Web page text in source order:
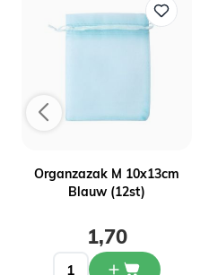
Organzazak M 10x13cm
Blauw (12st)
1,70